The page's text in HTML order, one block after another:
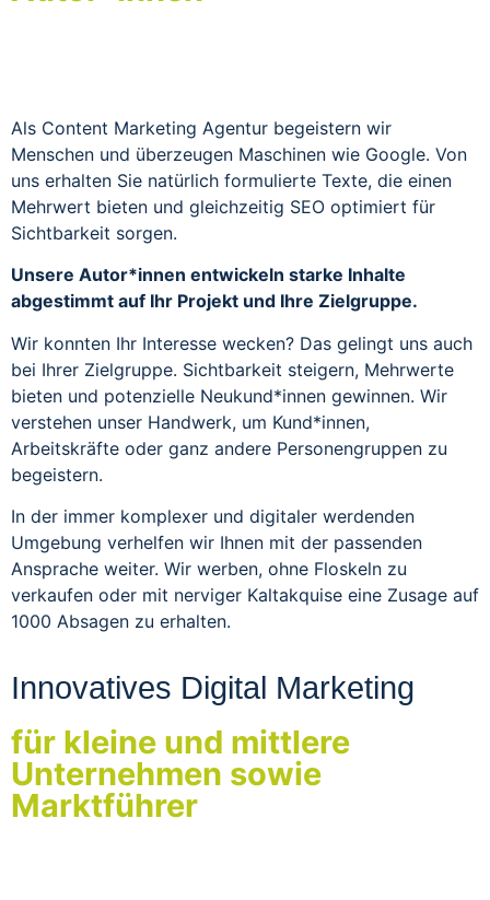
Als Content Marketing Agentur begeistern wir
Menschen und überzeugen Maschinen wie Google. Von
uns erhalten Sie natürlich formulierte Texte, die einen
Mehrwert bieten und gleichzeitig SEO optimiert für
Sichtbarkeit sorgen.
Unsere Autor*innen entwickeln starke Inhalte
abgestimmt auf Ihr Projekt und Ihre Zielgruppe.
Wir konnten Ihr Interesse wecken? Das gelingt uns auch
bei Ihrer Zielgruppe. Sichtbarkeit steigern, Mehrwerte
bieten und potenzielle Neukund*innen gewinnen. Wir
verstehen unser Handwerk, um Kund*innen,
Arbeitskräfte oder ganz andere Personengruppen zu
begeistern.
In der immer komplexer und digitaler werdenden
Umgebung verhelfen wir Ihnen mit der passenden
Ansprache weiter. Wir werben, ohne Floskeln zu
verkaufen oder mit nerviger Kaltakquise eine Zusage auf
1000 Absagen zu erhalten.
Innovatives Digital Marketing
für kleine und mittlere
Unternehmen sowie
Marktführer